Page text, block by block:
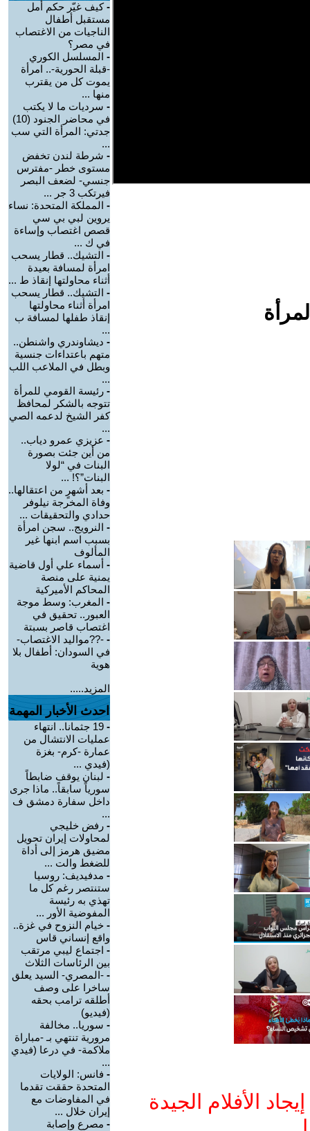
الأفلام الجيدة
-كيف غيّر حكم أمل
مستقبل أطفال
الناجيات من الاغتصاب
في مصر؟
- المسلسل الكوري
-قبلة الحورية-.. امرأة
يموت كل من يقترب
منها ...
- سرديات ما لا يكتب
في محاضر الجنود (10)
جدتي: المرأة التي سب
...
- شرطة لندن تخفض
مستوى خطر -مفترس
جنسي- لضعف البصر
فيرتكب 3 جر ...
- المملكة المتحدة: نساء
يروين لبي بي سي
قصص اغتصاب وإساءة
في ك ...
- التشيك.. قطار يسحب
امرأة لمسافة بعيدة
أثناء محاولتها إنقاذ ط ...
- التشيك.. قطار يسحب
امرأة أثناء محاولتها
إنقاذ طفلها لمسافة ب
...
- ديشاوندري واشنطن..
متهم باعتداءات جنسية
وبطل في الملاعب اللب
...
- رئيسة القومي للمرأة
تتوجه بالشكر لمحافظ
كفر الشيخ لدعمه الصي
...
- عزيزي عمرو دياب..
من أين جئت بصورة
البنات في “لولا
البنات”؟! ...
- بعد أشهرٍ من اعتقالها..
وفاة المخرجة نيلوفر
حدادي والتحقيقات ...
- النرويج.. سجن امرأة
بسبب اسم ابنها غير
المألوف
- أسماء علي أول قاضية
يمنية على منصة
المحاكم الأميركية
- المغرب: وسط موجة
العبور.. تحقيق في
اغتصاب قاصر بسبتة
- -??مواليد الاغتصاب-
في السودان: أطفال بلا
هوية
المزيد.....
احدث الأخبار المهمة
-
19 جثمانا.. انتهاء
عمليات الانتشال من
عمارة -كرم- بغزة
(فيدي ...
- لبنان يوقف ضابطاً
سورياً سابقاً.. ماذا جرى
داخل سفارة دمشق ف
...
- رفض خليجي
لمحاولات إيران تحويل
مضيق هرمز إلى أداة
للضغط والت ...
- مدفيديف: روسيا
ستنتصر رغم كل ما
تهذي به رئيسة
المفوضية الأور ...
- خيام النزوح في غزة..
واقع إنساني قاس
- اجتماع ليبي مرتقب
بين الرئاسات الثلاث
- -المصري- السيد يعلق
ساخرا على وصف
أطلقه ترامب بحقه
(فيديو)
- سوريا.. مخالفة
مرورية تنتهي بـ -مباراة
ملاكمة- في درعا (فيدي
...
- فانس: الولايات
المتحدة حققت تقدما
في المفاوضات مع
إيران خلال ...
- مصرع وإصابة